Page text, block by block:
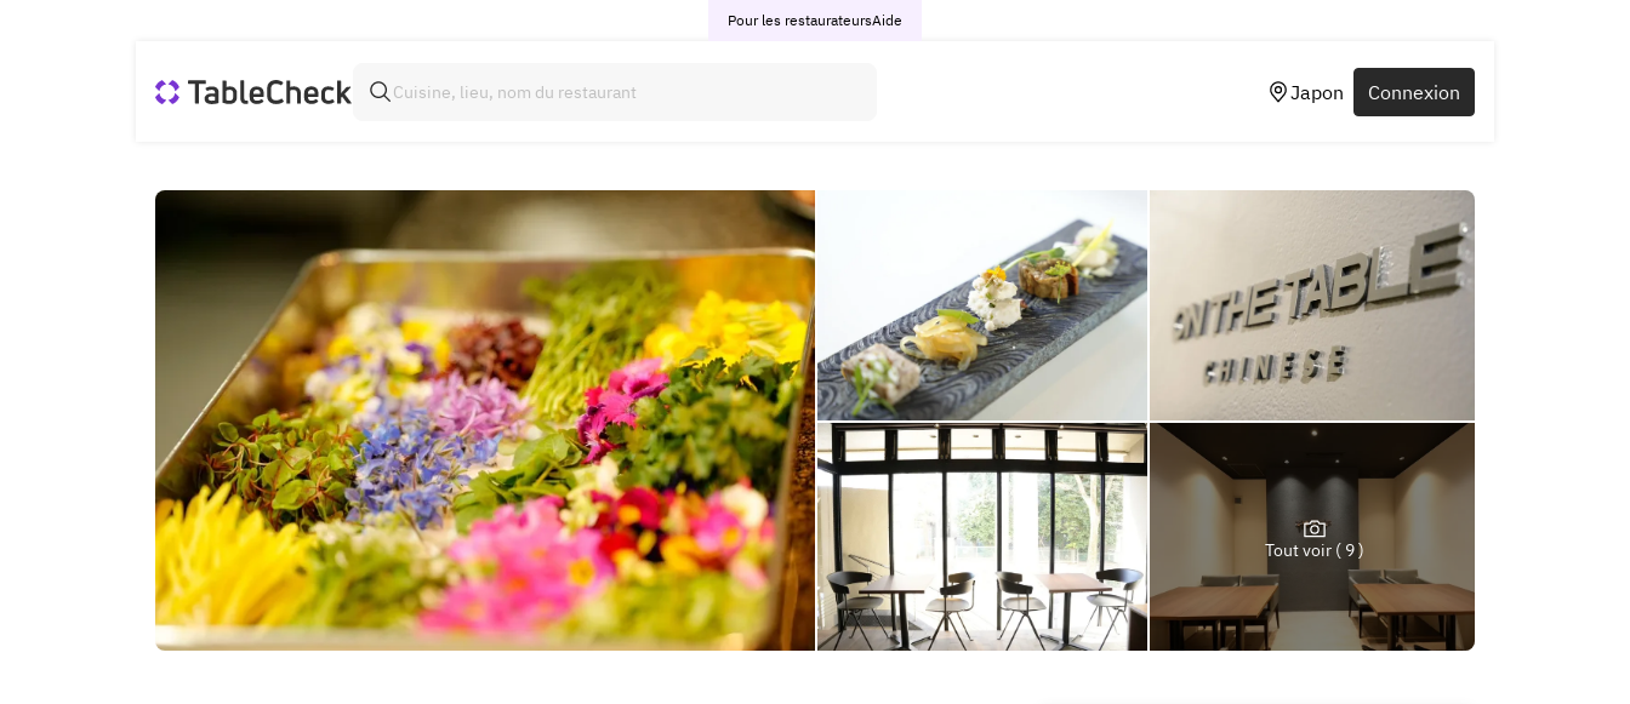
Pour les restaurateursAide
Japon Connexion
Tout voir ( 9 )